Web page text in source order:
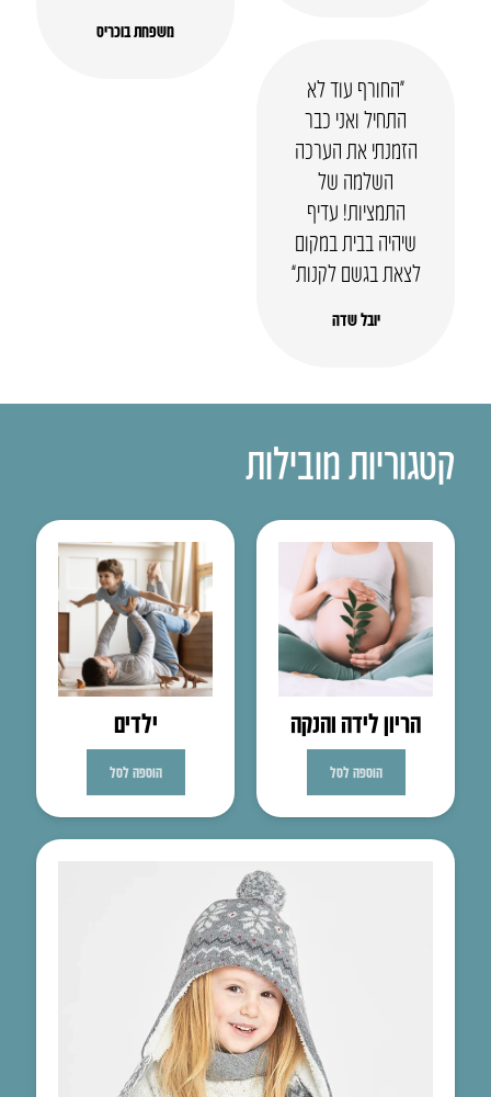
משפחת בוכריס
“החורף עוד לא
התחיל ואני כבר
הזמנתי את הערכה
השלמה של
התמציות! עדיף
שיהיה בבית במקום
לצאת בגשם לקנות”
יובל שדה
קטגוריות מובילות
הריון לידה והנקה
הוספה לסל
ילדים
הוספה לסל